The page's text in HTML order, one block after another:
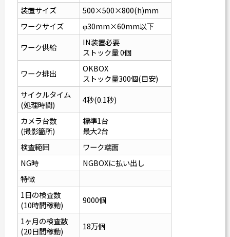
装置サイズ
500×500×800(h)mm
ワークサイズ
φ30mm×60mm以下
ワーク供給
IN装置必要
ストック量 0個
ワーク排出
OKBOX
ストック量300個(目安)
サイクルタイム
(処理時間)
4秒(0.1秒)
カメラ台数
(撮影箇所)
標準1台
最大2台
検査範囲
ワーク端面
NG時
NGBOXに払い出し
特徴
1日の検査数
(10時間稼動)
9000個
1ヶ月の検査数
(20日間稼動)
18万個